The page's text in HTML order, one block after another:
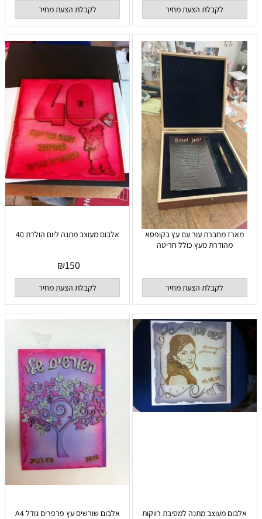
לקבלת הצעת מחיר לקבלת הצעת מחיר
מארז מחברת עור עם עץ בקופסא
מהודרת מעץ כולל חריטה
לקבלת הצעת מחיר
אלבום מעוצב מתנה ליום הולדת 40
₪150
לקבלת הצעת מחיר
אלבום מעוצב מתנה למסיבת רווקות אלבום שורשים עץ פרפרים גודל A4